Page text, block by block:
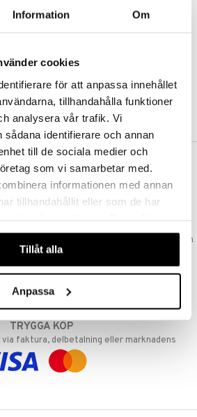
Information Om
cookies
för att anpassa innehållet
tillhandahålla funktioner
analysera vår trafik. Vi
sådana identifierare och annan
till de sociala medier och
som vi samarbetar med.
informationen med annan
tillhandahållit eller som de har
användande av vår webbplats.
Tillåt alla
Anpassa
KOSTAR FRAKTEN?
kr. Vår gräns för fraktfri leverans bestäms
du handlar från. Läs mer här »
(gäller varor i lager) skickas normalt ut från
oss samma dag.
AV LÄKEMEDELSVERKET
som visar att vi är godkända av
TRYGGA KÖP
faktura, delbetalning eller marknadens